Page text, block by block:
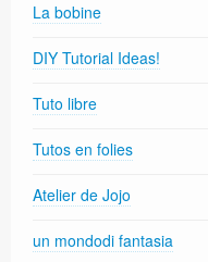
La bobine
DIY Tutorial Ideas!
Tuto libre
Tutos en folies
Atelier de Jojo
un mondodi fantasia